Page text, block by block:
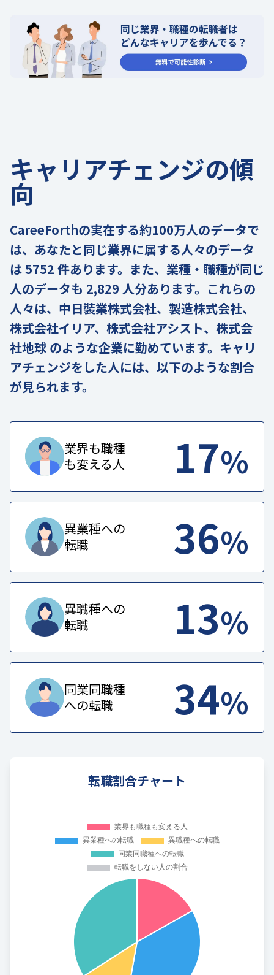
キャリアチェンジの傾
向
CareeForthの実在する約100万人のデータで
は、あなたと同じ業界に属する人々のデータ
は 5752 件あります。また、業種・職種が同じ
人のデータも 2,829 人分あります。これらの
人々は、中日裝業株式会社、製造株式会社、
株式会社イリア、株式会社アシスト、株式会
社地球 のような企業に勤めています。キャリ
アチェンジをした人には、以下のような割合
が見られます。
業界も職種
も変える人
17%
異業種への
転職
36%
異職種への
転職
13%
同業同職種
への転職
34%
転職割合チャート